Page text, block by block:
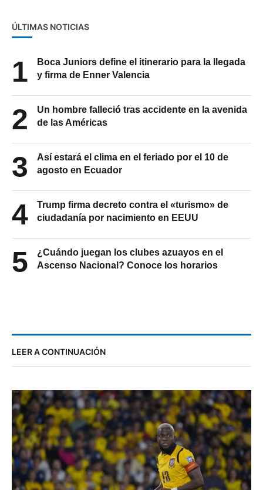
ÚLTIMAS NOTICIAS
1
Boca Juniors define el itinerario para la llegada
y firma de Enner Valencia
2
Un hombre falleció tras accidente en la avenida
de las Américas
3
Así estará el clima en el feriado por el 10 de
agosto en Ecuador
4
Trump firma decreto contra el «turismo» de
ciudadanía por nacimiento en EEUU
5
¿Cuándo juegan los clubes azuayos en el
Ascenso Nacional? Conoce los horarios
LEER A CONTINUACIÓN